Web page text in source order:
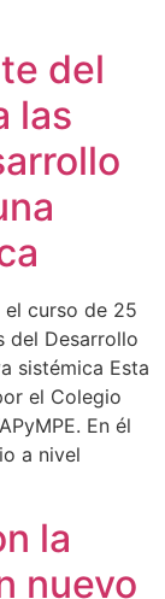
del
las
curso de 25
del Desarrollo
sistémica Esta
el Colegio
En él
a nivel
la
nuevo